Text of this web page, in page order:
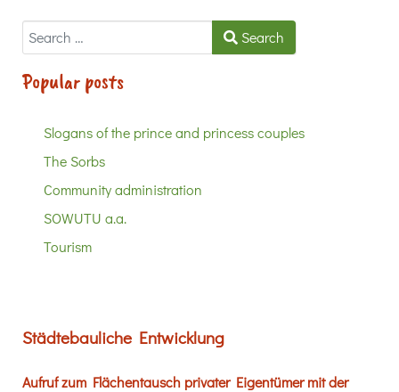
Search Search
Popular posts
Slogans of the prince and princess couples
The Sorbs
Community administration
SOWUTU a.a.
Tourism
Städtebauliche Entwicklung
Aufruf zum Flächentausch privater Eigentümer mit der